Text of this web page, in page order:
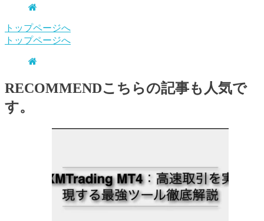
トップページへ
トップページへ
RECOMMENDこちらの記事も人気で
す。